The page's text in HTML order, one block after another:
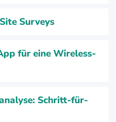
Surveys
für eine Wireless-
Schritt-für-